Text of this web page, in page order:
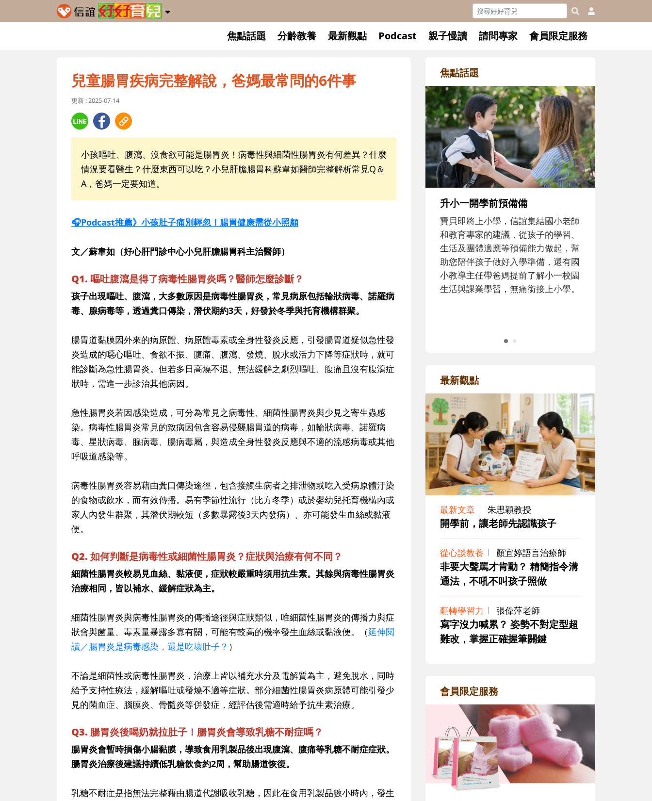
焦點話題 分齡教養 最新觀點 Podcast 親子慢讀 請問專家 會員限定服務
兒童腸胃疾病完整解說，爸媽最常問的6件事
更新 : 2025-07-14
小孩嘔吐、腹瀉、沒食欲可能是腸胃炎！病毒性與細菌性腸胃炎有何差異？什麼
情況要看醫生？什麼東西可以吃？小兒肝膽腸胃科蘇韋如醫師完整解析常見Q＆
A，爸媽一定要知道。
🎧Podcast推薦》小孩肚子痛別輕忽！腸胃健康需從小照顧
文／蘇韋如（好心肝門診中心小兒肝膽腸胃科主治醫師）
Q1. 嘔吐腹瀉是得了病毒性腸胃炎嗎？醫師怎麼診斷？
孩子出現嘔吐、腹瀉，大多數原因是病毒性腸胃炎，常見病原包括輪狀病毒、諾羅病
毒、腺病毒等，透過糞口傳染，潛伏期約3天，好發於冬季與托育機構群聚。
腸胃道黏膜因外來的病原體、病原體毒素或全身性發炎反應，引發腸胃道疑似急性發
炎造成的噁心嘔吐、食欲不振、腹痛、腹瀉、發燒、脫水或活力下降等症狀時，就可
能診斷為急性腸胃炎。但若多日高燒不退、無法緩解之劇烈嘔吐、腹痛且沒有腹瀉症
狀時，需進一步診治其他病因。
急性腸胃炎若因感染造成，可分為常見之病毒性、細菌性腸胃炎與少見之寄生蟲感
染。病毒性腸胃炎常見的致病因包含容易侵襲腸胃道的病毒，如輪狀病毒、諾羅病
毒、星狀病毒、腺病毒、腸病毒屬，與造成全身性發炎反應與不適的流感病毒或其他
呼吸道感染等。
病毒性腸胃炎容易藉由糞口傳染途徑，包含接觸生病者之排泄物或吃入受病原體汙染
的食物或飲水，而有效傳播。易有季節性流行（比方冬季）或於嬰幼兒托育機構內或
家人內發生群聚，其潛伏期較短（多數暴露後3天內發病）、亦可能發生血絲或黏液
便。
Q2. 如何判斷是病毒性或細菌性腸胃炎？症狀與治療有何不同？
細菌性腸胃炎較易見血絲、黏液便，症狀較嚴重時須用抗生素。其餘與病毒性腸胃炎
治療相同，皆以補水、緩解症狀為主。
細菌性腸胃炎與病毒性腸胃炎的傳播途徑與症狀類似，唯細菌性腸胃炎的傳播力與症
狀會與菌量、毒素量暴露多寡有關，可能有較高的機率發生血絲或黏液便。（延伸閱
讀／腸胃炎是病毒感染，還是吃壞肚子？ ）
不論是細菌性或病毒性腸胃炎，治療上皆以補充水分及電解質為主，避免脫水，同時
給予支持性療法，緩解嘔吐或發燒不適等症狀。部分細菌性腸胃炎病原體可能引發少
見的菌血症、腦膜炎、骨髓炎等併發症，經評估後需適時給予抗生素治療。
Q3. 腸胃炎後喝奶就拉肚子！腸胃炎會導致乳糖不耐症嗎？
腸胃炎會暫時損傷小腸黏膜，導致食用乳製品後出現腹瀉、腹痛等乳糖不耐症症狀。
腸胃炎治療後建議持續低乳糖飲食約2周，幫助腸道恢復。
乳糖不耐症是指無法完整藉由腸道代謝吸收乳糖，因此在食用乳製品數小時內，發生
焦點話題
和孩子一起長大的那個男人│讀
懂父親的不同模樣
沒有人天生就擅長當爸爸！男人總是
在一次次「前所未有」的體驗中，跟
著孩子一起長大。從給予安全感的肢
體遊戲，到獨立自主、角色認同及解
決問題的能力養成。爸爸正嘗試用不
同的模樣，參與孩子每個重要的成長
歷程。
最新觀點
最新文章 朱思穎教授
開學前，讓老師先認識孩子
從心談教養 顏宜婷語言治療師
非要大聲罵才肯動？ 精簡指令溝
通法，不吼不叫孩子照做
翻轉學習力 張偉萍老師
寫字沒力喊累？ 姿勢不對定型超
難改，掌握正確握筆關鍵
會員限定服務